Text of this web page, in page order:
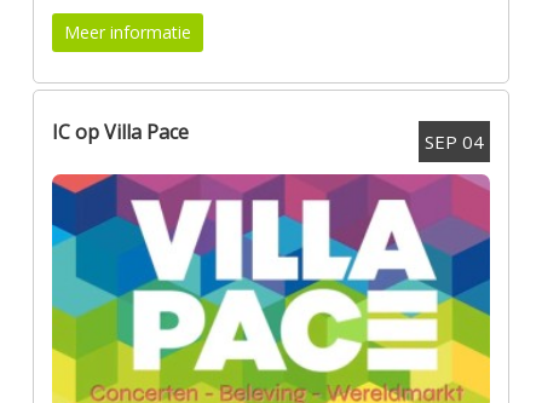
Meer informatie
SEP 04
IC op Villa Pace